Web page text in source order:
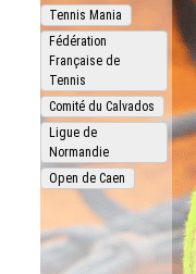
Tennis Mania
Fédération
Française de
Tennis
Comité du Calvados
Ligue de
Normandie
Open de Caen